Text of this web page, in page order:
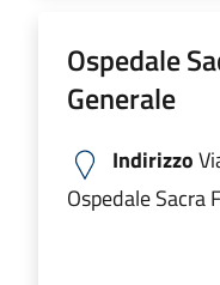
Ospedale
Generale
Indirizzo
Ospedale Sacra